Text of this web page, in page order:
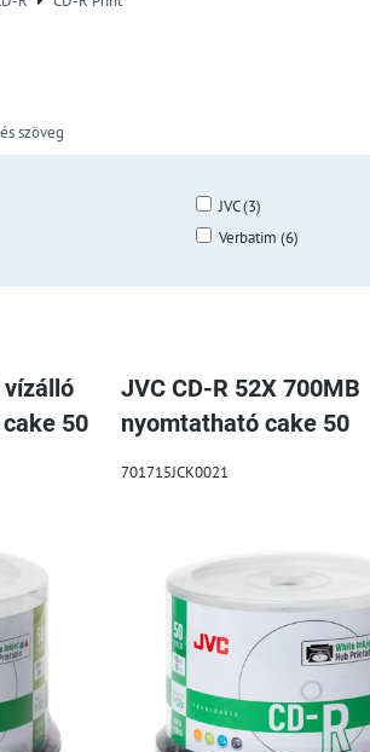
szöveg
JVC (3)
Verbatim (6)
vízálló
50
JVC CD-R 52X 700MB
nyomtatható cake 50
701715JCK0021